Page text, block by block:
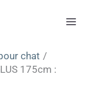
chat
175cm :